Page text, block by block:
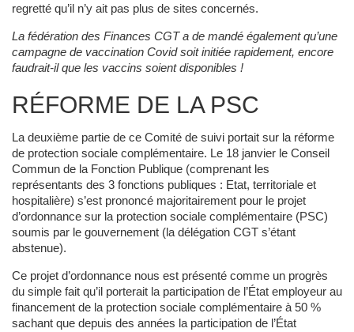
regretté qu’il n’y ait pas plus de sites concernés.
La fédération des Finances CGT a de mandé également qu’une
campagne de vaccination Covid soit initiée rapidement, encore
faudrait-il que les vaccins soient disponibles !
RÉFORME DE LA PSC
La deuxième partie de ce Comité de suivi portait sur la réforme
de protection sociale complémentaire. Le 18 janvier le Conseil
Commun de la Fonction Publique (comprenant les
représentants des 3 fonctions publiques : Etat, territoriale et
hospitalière) s’est prononcé majoritairement pour le projet
d’ordonnance sur la protection sociale complémentaire (PSC)
soumis par le gouvernement (la délégation CGT s’étant
abstenue).
Ce projet d’ordonnance nous est présenté comme un progrès
du simple fait qu’il porterait la participation de l’État employeur au
financement de la protection sociale complémentaire à 50 %
sachant que depuis des années la participation de l’État